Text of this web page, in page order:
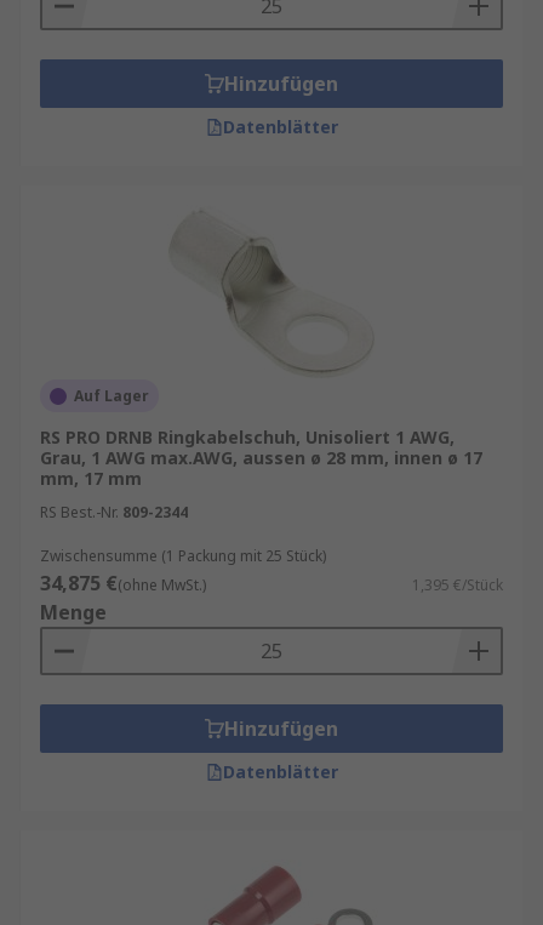
Hinzufügen
Datenblätter
Auf Lager
RS PRO DRNB Ringkabelschuh, Unisoliert 1 AWG,
Grau, 1 AWG max.AWG, aussen ø 28 mm, innen ø 17
mm, 17 mm
RS Best.-Nr. 809-2344
Zwischensumme (1 Packung mit 25 Stück)
34,875 €(ohne MwSt.) 1,395 €/Stück
Menge
Hinzufügen
Datenblätter